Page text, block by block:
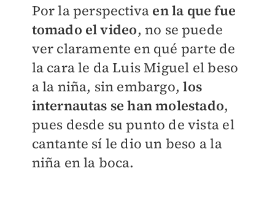
Por la perspectiva en la que fue
tomado el video, no se puede
ver claramente en qué parte de
la cara le da Luis Miguel el beso
a la niña, sin embargo,los
internautas se han molestado,
pues desde su punto de vista el
cantante sí le dio un beso a la
niña en la boca.